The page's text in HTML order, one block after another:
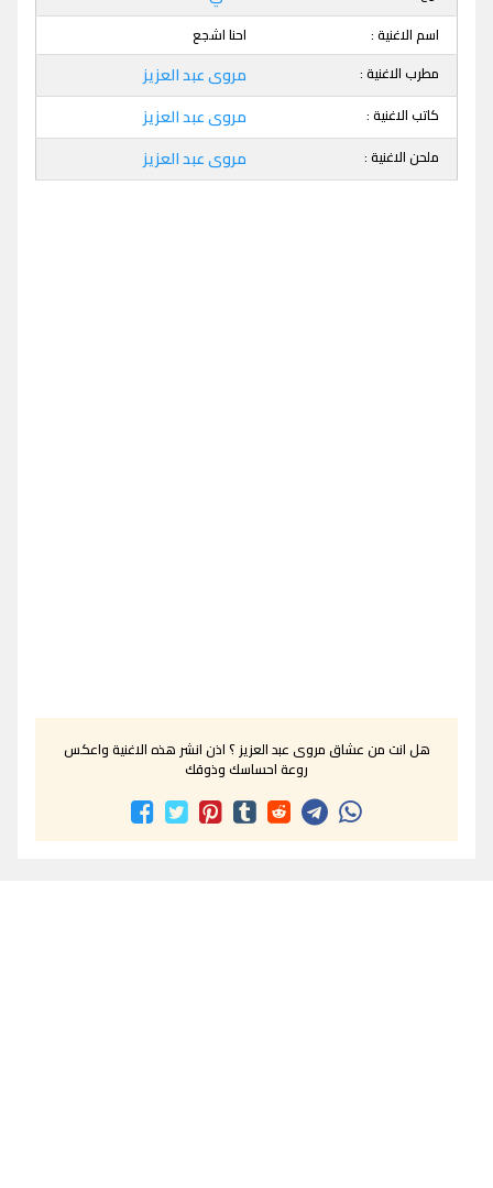
اسم الاغنية :
احنا اشجع
مطرب الاغنية :
مروى عبد العزيز
كاتب الاغنية : مروى عبد العزيز
ملحن الاغنية : مروى عبد العزيز
هل انت من عشاق مروى عبد العزيز ؟ اذن انشر هذه الاغنية واعكس
روعة احساسك وذوقك